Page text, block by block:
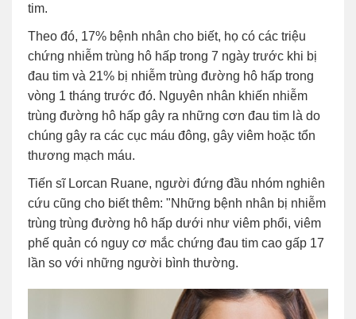
tim.
Theo đó, 17% bệnh nhân cho biết, họ có các triệu
chứng nhiễm trùng hô hấp trong 7 ngày trước khi bị
đau tim và 21% bị nhiễm trùng đường hô hấp trong
vòng 1 tháng trước đó. Nguyên nhân khiến nhiễm
trùng đường hô hấp gây ra những cơn đau tim là do
chúng gây ra các cục máu đông, gây viêm hoặc tổn
thương mạch máu.
Tiến sĩ Lorcan Ruane, người đứng đầu nhóm nghiên
cứu cũng cho biết thêm: "Những bệnh nhân bị nhiễm
trùng trùng đường hô hấp dưới như viêm phổi, viêm
phế quản có nguy cơ mắc chứng đau tim cao gấp 17
lần so với những người bình thường.